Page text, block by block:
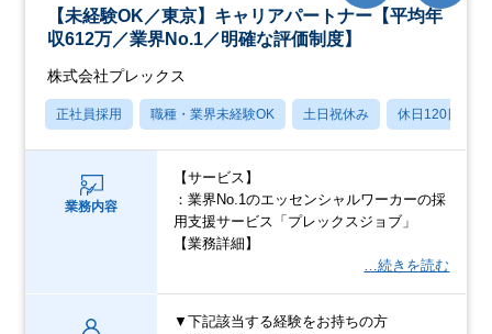
【未経験OK／東京】キャリアパートナー【平均年
収612万／業界No.1／明確な評価制度】
株式会社プレックス
正社員採用 職種・業界未経験OK 土日祝休み 休日120日以上
業務内容
【サービス】
：業界No.1のエッセンシャルワーカーの採
用支援サービス「プレックスジョブ」
【業務詳細】
…続きを読む
▼下記該当する経験をお持ちの方